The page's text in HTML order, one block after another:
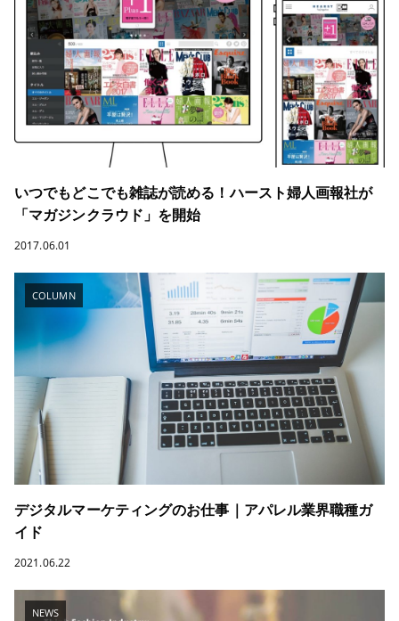
いつでもどこでも雑誌が読める！ハースト婦人画報社が
「マガジンクラウド」を開始
2017.06.01
COLUMN
デジタルマーケティングのお仕事｜アパレル業界職種ガ
イド
2021.06.22
NEWS